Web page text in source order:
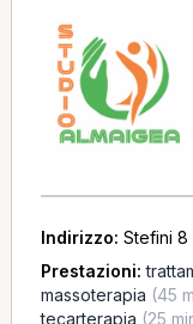
Indirizzo: Stefini 8
Prestazioni:
massoterapia (45
tecarterapia (25